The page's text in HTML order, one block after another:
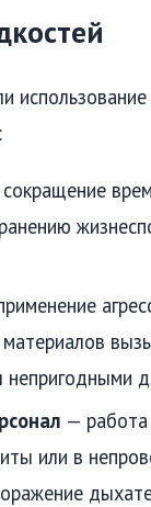
—
или в